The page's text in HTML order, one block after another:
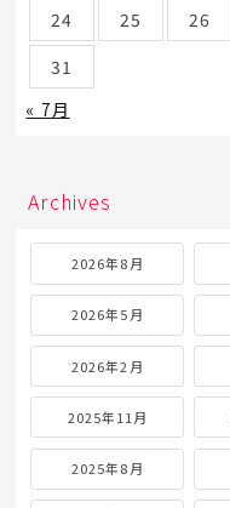
24 25 26
31
« 7月
Archives
2026年8月
2026年5月
2026年2月
2025年11月
2025年8月